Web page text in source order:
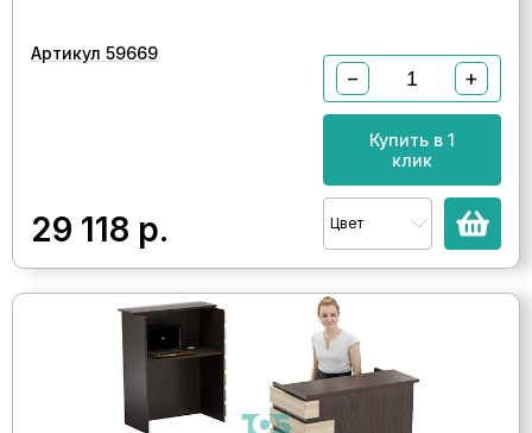
Артикул 59669
29 118 р.
− +
Купить в 1
клик
Цвет